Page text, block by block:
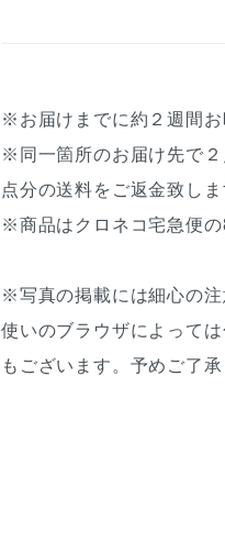
※お届けまでに約２週間お
※同一箇所のお届け先で２
点分の送料をご返金致しま
※商品はクロネコ宅急便の
※写真の掲載には細心の
使いのブラウザによって
もございます。予めご了承